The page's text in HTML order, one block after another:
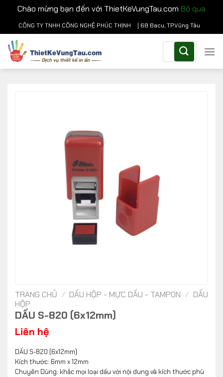
Chào mừng bạn đến với ThietKeVungTau.com Bỏ qua
Chuyển
đến
nội
dung
CÔNG TY TNHH CÔNG NGHỆ PHÚC THỊNH | 68 Bacu, TP.Vũng Tàu
kiếm:
TRANG CHỦ / DẤU HỘP - MỰC DẤU - TAMPON / DẤU
HỘP
DẤU S-820 (6x12mm)
Liên hệ
DẤU S-820 (6x12mm)
Kích thước: 6mm x 12mm
Chuyên Dùng: khắc mọi loại dấu với nội dung và kích thước phù